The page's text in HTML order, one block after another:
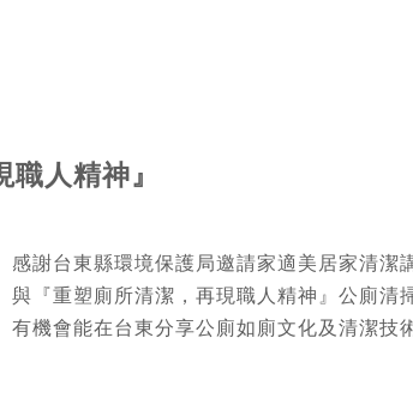
人精神』
感謝台東縣環境保護局邀請家適美居家清潔
與『重塑廁所清潔，再現職人精神』公廁清
有機會能在台東分享公廁如廁文化及清潔技